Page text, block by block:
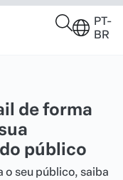
PT-
BR
de forma
público
o seu público, saiba